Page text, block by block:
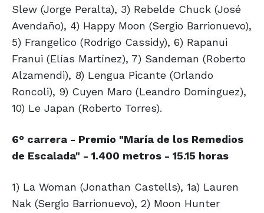
Slew (Jorge Peralta), 3) Rebelde Chuck (José
Avendaño), 4) Happy Moon (Sergio Barrionuevo),
5) Frangelico (Rodrigo Cassidy), 6) Rapanui
Franui (Elías Martínez), 7) Sandeman (Roberto
Alzamendi), 8) Lengua Picante (Orlando
Roncoli), 9) Cuyen Maro (Leandro Domínguez),
10) Le Japan (Roberto Torres).
6° carrera - Premio "María de los Remedios
de Escalada" - 1.400 metros - 15.15 horas
1) La Woman (Jonathan Castells), 1a) Lauren
Nak (Sergio Barrionuevo), 2) Moon Hunter